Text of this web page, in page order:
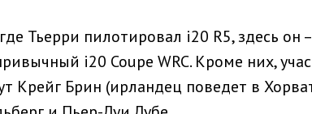
Тьерри пилотировал i20 R5, здесь он
i20 Coupe WRC. Кроме них,
Крейг Брин (ирландец поведет в